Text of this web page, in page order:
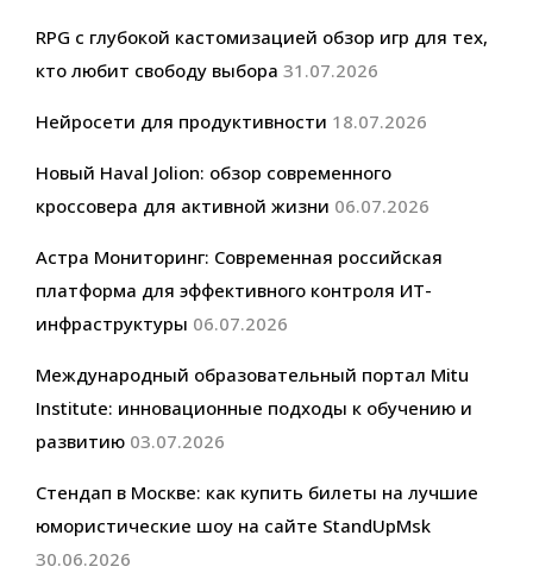
RPG с глубокой кастомизацией обзор игр для тех,
кто любит свободу выбора 31.07.2026
Нейросети для продуктивности 18.07.2026
Новый Haval Jolion: обзор современного
кроссовера для активной жизни 06.07.2026
Астра Мониторинг: Современная российская
платформа для эффективного контроля ИТ-
инфраструктуры 06.07.2026
Международный образовательный портал Mitu
Institute: инновационные подходы к обучению и
развитию 03.07.2026
Стендап в Москве: как купить билеты на лучшие
юмористические шоу на сайте StandUpMsk
30.06.2026